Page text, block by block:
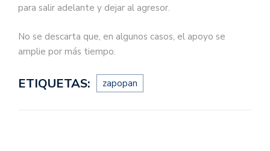
para salir adelante y dejar al agresor.
No se descarta que, en algunos casos, el apoyo se
amplie por más tiempo.
ETIQUETAS: zapopan